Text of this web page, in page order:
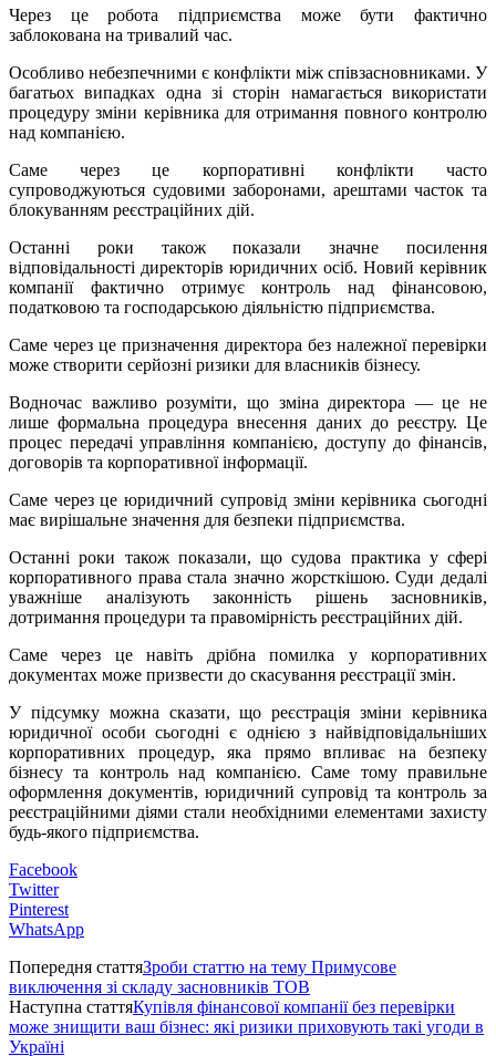
Через це робота підприємства може бути фактично
заблокована на тривалий час.
Особливо небезпечними є конфлікти між співзасновниками. У
багатьох випадках одна зі сторін намагається використати
процедуру зміни керівника для отримання повного контролю
над компанією.
Саме через це корпоративні конфлікти часто
супроводжуються судовими заборонами, арештами часток та
блокуванням реєстраційних дій.
Останні роки також показали значне посилення
відповідальності директорів юридичних осіб. Новий керівник
компанії фактично отримує контроль над фінансовою,
податковою та господарською діяльністю підприємства.
Саме через це призначення директора без належної перевірки
може створити серйозні ризики для власників бізнесу.
Водночас важливо розуміти, що зміна директора — це не
лише формальна процедура внесення даних до реєстру. Це
процес передачі управління компанією, доступу до фінансів,
договорів та корпоративної інформації.
Саме через це юридичний супровід зміни керівника сьогодні
має вирішальне значення для безпеки підприємства.
Останні роки також показали, що судова практика у сфері
корпоративного права стала значно жорсткішою. Суди дедалі
уважніше аналізують законність рішень засновників,
дотримання процедури та правомірність реєстраційних дій.
Саме через це навіть дрібна помилка у корпоративних
документах може призвести до скасування реєстрації змін.
У підсумку можна сказати, що реєстрація зміни керівника
юридичної особи сьогодні є однією з найвідповідальніших
корпоративних процедур, яка прямо впливає на безпеку
бізнесу та контроль над компанією. Саме тому правильне
оформлення документів, юридичний супровід та контроль за
реєстраційними діями стали необхідними елементами захисту
будь-якого підприємства.
Facebook
Twitter
Pinterest
WhatsApp
Попередня статтяЗроби статтю на тему Примусове
виключення зі складу засновників ТОВ
Наступна статтяКупівля фінансової компанії без перевірки
може знищити ваш бізнес: які ризики приховують такі угоди в
Україні